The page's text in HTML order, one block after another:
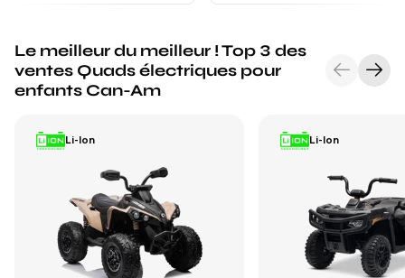
Le meilleur du meilleur ! Top 3 des
ventes Quads électriques pour
enfants Can-Am
Li-Ion Li-Ion